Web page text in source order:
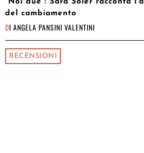
“Noi due”: Sara Soler racconta
del cambiamento
DI ANGELA PANSINI VALENTINI
RECENSIONI